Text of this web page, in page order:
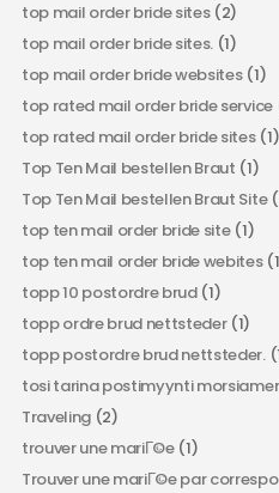
top mail order bride sites(2)
top mail order bride sites. (1)
top mail order bride websites(1)
top rated mail order bride service
top rated mail order bride sites(1)
Top Ten Mail bestellen Braut (1)
Top Ten Mail bestellen Braut Site
top ten mail order bride site(1)
top ten mail order bride webites
topp 10 postordre brud(1)
topp ordre brud nettsteder(1)
topp postordre brud nettsteder.
tosi tarina postimyynti
Traveling(2)
trouver une mariГ©e(1)
Trouver une mariГ©e par